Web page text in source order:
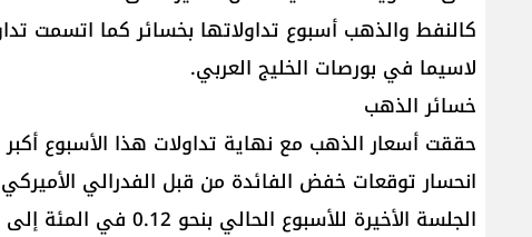
كالنفط والذهب أسبوع تداولاتها بخسائر كما اتسمت
لاسيما في بورصات الخليج العربي.
خسائر الذهب
انحسار توقعات خفض الفائدة من قبل الفدرالي